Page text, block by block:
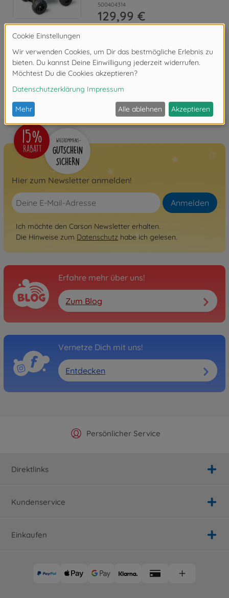
500404314
129,99 €
Bewertungen
FAQ
Hier zum Newsletter anmelden!
Anmelden
Ich möchte den Carson Newsletter erhalten.
Die Hinweise zum Datenschutz habe ich gelesen.
Erfahre mehr über uns!
Zum Blog
Vernetze Dich mit uns!
Entdecken
Offizieller Hersteller Shop
Persönlicher Service
Versandkostenfrei ab 25€
Schnelle Lieferung
Direktlinks
Kundenservice
Einkaufen